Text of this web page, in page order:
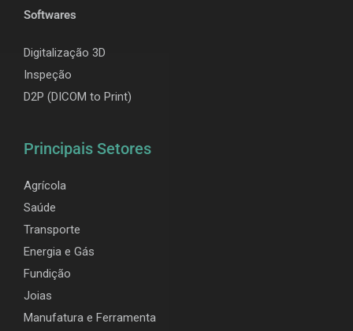
Softwares
Digitalização 3D
Inspeção
D2P (DICOM to Print)
Principais Setores
Agrícola
Saúde
Transporte
Energia e Gás
Fundição
Joias
Manufatura e Ferramenta